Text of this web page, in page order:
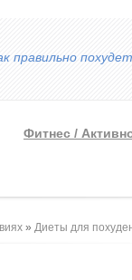
правильно
Фитнес /
» Диеты для